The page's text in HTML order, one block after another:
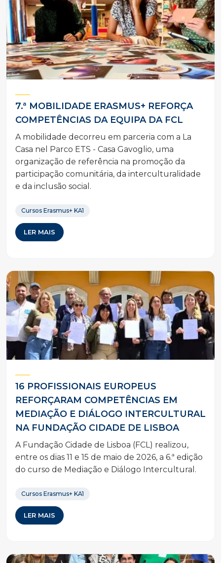
7.ª MOBILIDADE ERASMUS+ REFORÇA
COMPETÊNCIAS DA EQUIPA DA FCL
A mobilidade decorreu em parceria com a La
Casa nel Parco ETS - Casa Gavoglio, uma
organização de referência na promoção da
participação comunitária, da interculturalidade
e da inclusão social.
Cursos Erasmus+ KA1
LER MAIS
16 PROFISSIONAIS EUROPEUS
REFORÇARAM COMPETÊNCIAS EM
MEDIAÇÃO E DIÁLOGO INTERCULTURAL
NA FUNDAÇÃO CIDADE DE LISBOA
A Fundação Cidade de Lisboa (FCL) realizou,
entre os dias 11 e 15 de maio de 2026, a 6.ª edição
do curso de Mediação e Diálogo Intercultural.
Cursos Erasmus+ KA1
LER MAIS